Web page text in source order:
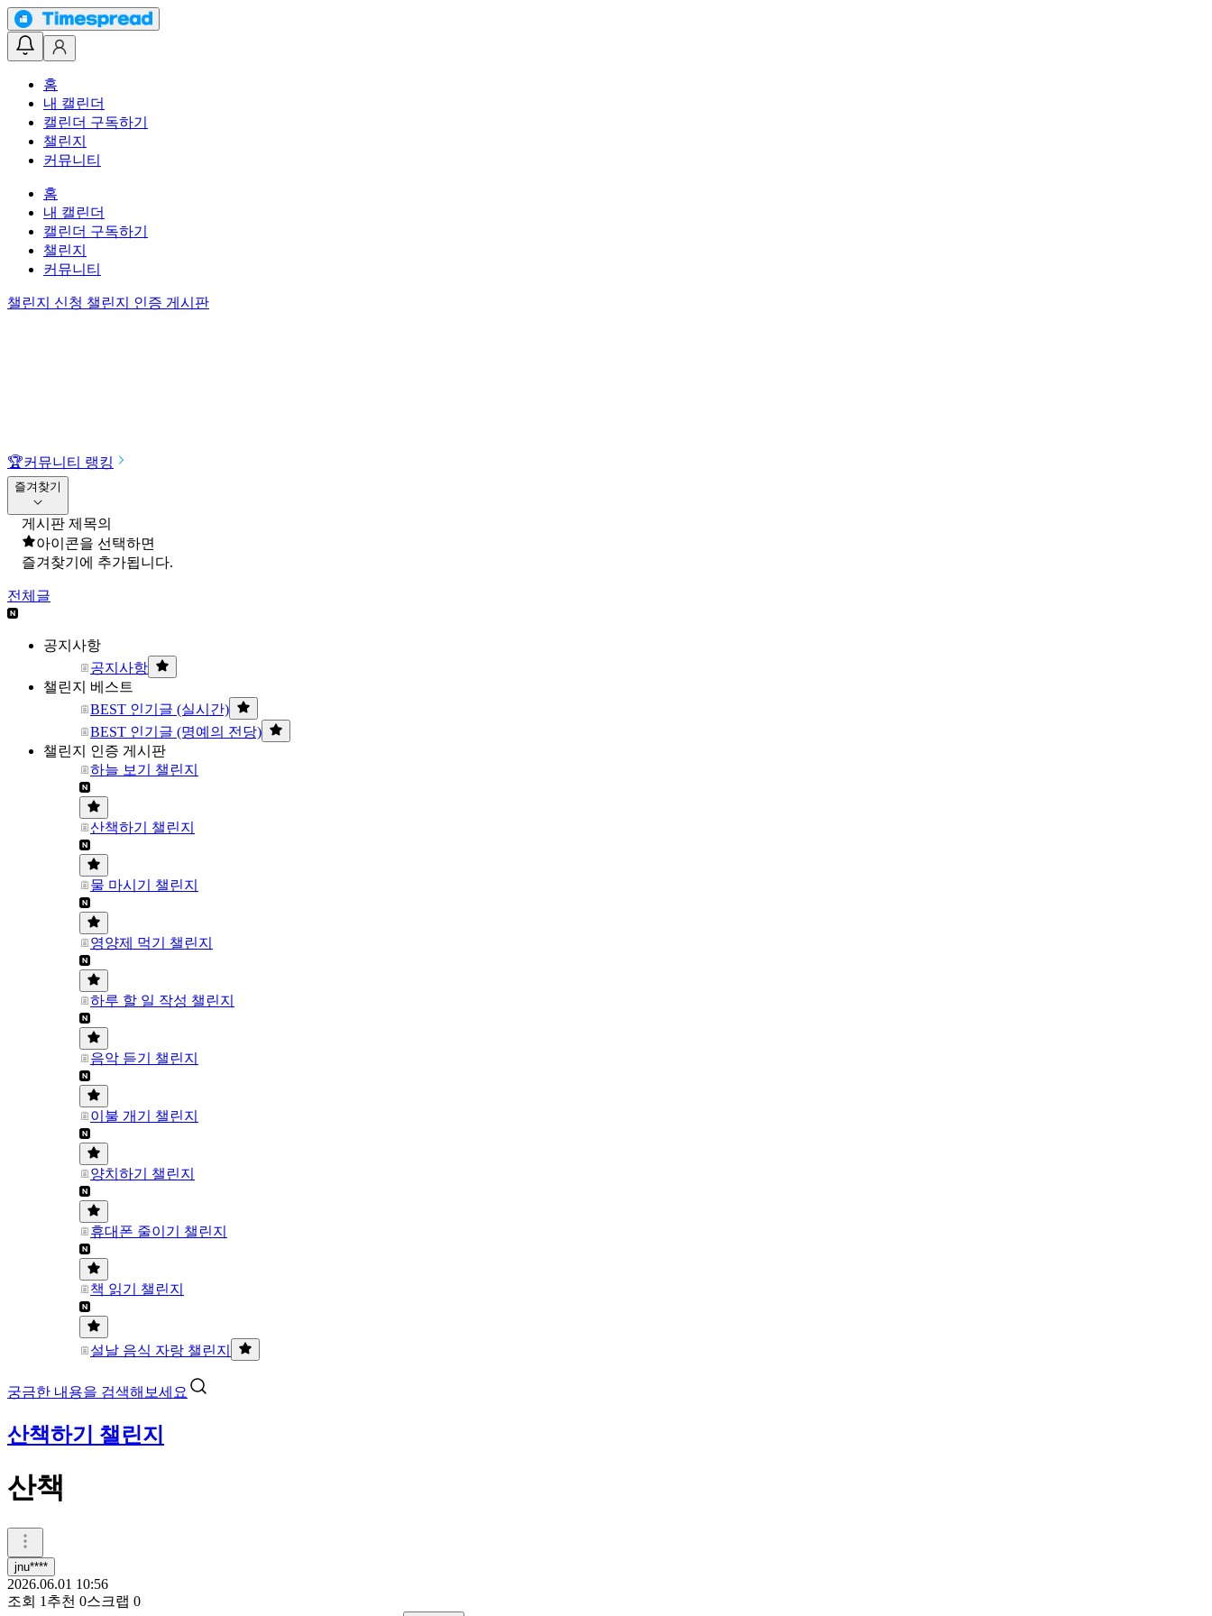
홈
내 캘린더
캘린더 구독하기
챌린지
커뮤니티
홈
내 캘린더
캘린더 구독하기
챌린지
커뮤니티
챌린지 신청 챌린지 인증 게시판
🏆커뮤니티 랭킹
즐겨찾기
게시판 제목의
아이콘을 선택하면
즐겨찾기에 추가됩니다.
전체글
공지사항
공지사항
챌린지 베스트
BEST 인기글 (실시간)
BEST 인기글 (명예의 전당)
챌린지 인증 게시판
하늘 보기 챌린지
산책하기 챌린지
물 마시기 챌린지
영양제 먹기 챌린지
하루 할 일 작성 챌린지
음악 듣기 챌린지
이불 개기 챌린지
양치하기 챌린지
휴대폰 줄이기 챌린지
책 읽기 챌린지
설날 음식 자랑 챌린지
궁금한 내용을 검색해보세요
산책하기 챌린지
산책
jnu****
2026.06.01 10:56
조회 1 추천 0스크랩 0